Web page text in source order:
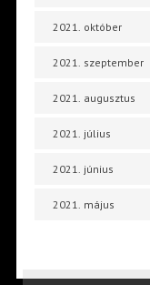
2021. október
2021. szeptember
2021. augusztus
2021. július
2021. június
2021. május